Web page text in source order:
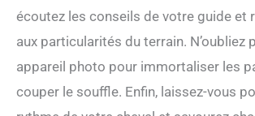
écoutez les conseils de votre guide et
aux particularités du terrain. N’oubliez
appareil photo pour immortaliser les
couper le souffle. Enfin, laissez-vous